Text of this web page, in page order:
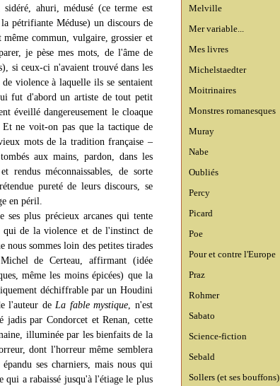
Melville
Mer variable...
Mes livres
Michelstaedter
Moitrinaires
Monstres romanesques
Muray
Nabe
Oubliés
Percy
Picard
Poe
Pour et contre l'Europe
Praz
Rohmer
Sabato
Science-fiction
Sebald
Sollers (et ses bouffons)
ahuri, médusé (ce terme est
pétrifiante Méduse) un discours de
commun, vulgaire, grossier et
je pèse mes mots, de l'âme de
si ceux-ci n'avaient trouvé dans les
violence à laquelle ils se sentaient
fut d'abord un artiste de tout petit
éveillé dangereusement le cloaque
ne voit-on pas que la tactique de
mots de la tradition française –
aux mains, pardon, dans les
rendus méconnaissables, de sorte
pureté de leurs discours, se
en péril.
plus précieux arcanes qui tente
qui de la violence et de l'instinct de
sommes loin des petites tirades
de Certeau, affirmant (idée
même les moins épicées) que la
déchiffrable par un Houdini
l'auteur de La fable mystique , n'est
jadis par Condorcet et Renan, cette
illuminée par les bienfaits de la
dont l'horreur même semblera
ses charniers, mais nous qui
qui a rabaissé jusqu'à l'étiage le plus